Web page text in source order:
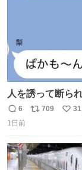
人を誘って断ら
元気出してほし
返
信
6
リ
ト
数
709
い
数
1日前